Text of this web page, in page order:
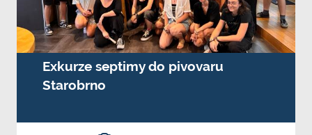
Exkurze septimy do pivovaru
Starobrno